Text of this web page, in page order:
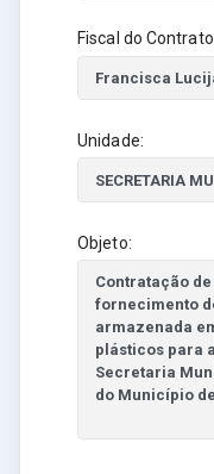
Fiscal do Contrato
Unidade:
Objeto: